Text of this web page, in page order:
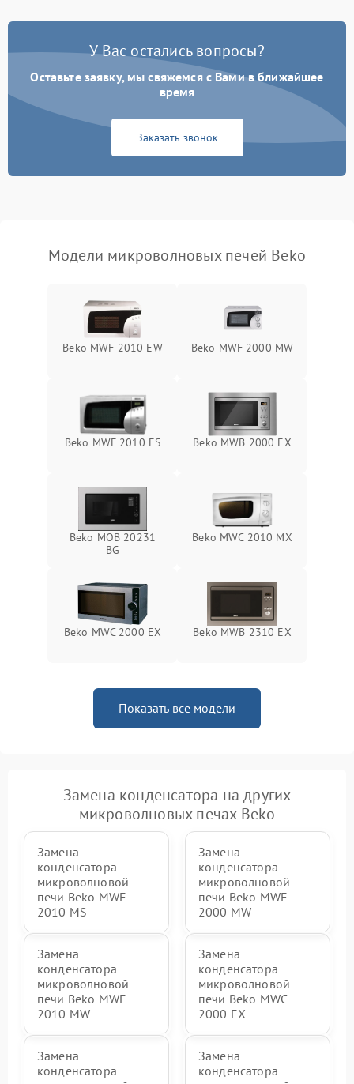
Появление запаха гари 2400 ₽ Подробнее →
Проблемы с вентилятором 2000 ₽
Поломка системы
охлаждения
Подробнее →
Не работают сенсорные
Сломался трансформатор Подробнее →
У Вас остались вопросы?
Оставьте заявку, мы свяжемся с Вами в ближайшее
время
Заказать звонок
Модели микроволновых печей Beko
Beko MWF 2010 EW Beko MWF 2000 MW
Beko MWF 2010 ES Beko MWB 2000 EX
Beko MOB 20231
BG
Beko MWC 2010 MX
Beko MWC 2000 EX Beko MWB 2310 EX
Показать все модели
Замена конденсатора на других
микроволновых печах Beko
Замена
конденсатора
микроволновой
печи Beko MWF
2010 MS
Замена
конденсатора
микроволновой
печи Beko MWF
2000 MW
Замена
конденсатора
микроволновой
печи Beko MWF
2010 MW
Замена
конденсатора
микроволновой
печи Beko MWC
2000 EX
Замена
конденсатора
Замена
конденсатора